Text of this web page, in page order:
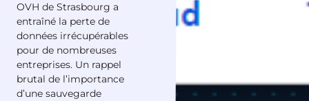
OVH de Strasbourg a
entraîné la perte de
données irrécupérables
pour de nombreuses
entreprises. Un rappel
brutal de l’importance
d’une sauvegarde